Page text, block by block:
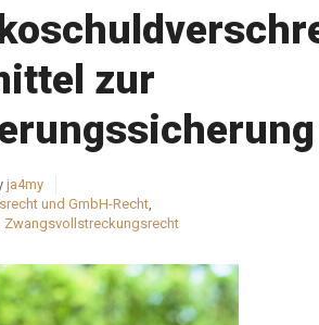
zur
ja4my
und GmbH-Recht,
Zwangsvollstreckungsrecht